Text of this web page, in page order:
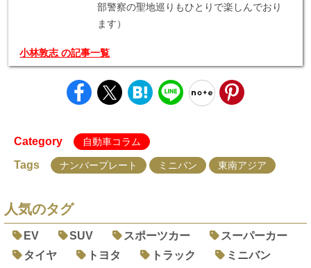
部警察の聖地巡りもひとりで楽しんでおり
ます）
小林敦志 の記事一覧
Category 自動車コラム
Tags ナンバープレート ミニバン 東南アジア
人気のタグ
EV SUV スポーツカー
スーパーカー
タイヤ
トヨタ トラック
ミニバン